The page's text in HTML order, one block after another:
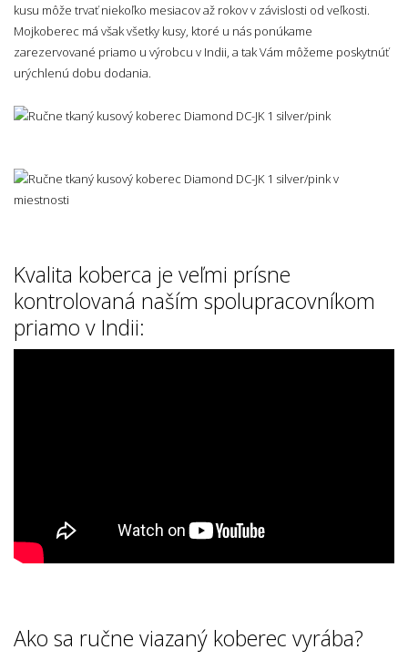
kusu môže trvať niekoľko mesiacov až rokov v závislosti od veľkosti.
Mojkoberec má však všetky kusy, ktoré u nás ponúkame
zarezervované priamo u výrobcu v Indii, a tak Vám môžeme poskytnúť
urýchlenú dobu dodania.
Kvalita koberca je veľmi prísne
kontrolovaná naším spolupracovníkom
priamo v Indii:
Ako sa ručne viazaný koberec vyrába?